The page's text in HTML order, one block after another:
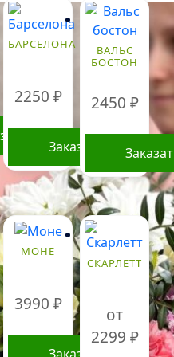
БАРСЕЛОНА
2250 ₽
Заказать
ВАЛЬС
БОСТОН
2450 ₽
МОНЕ
3990 ₽
СКАРЛЕТТ
от
2299 ₽